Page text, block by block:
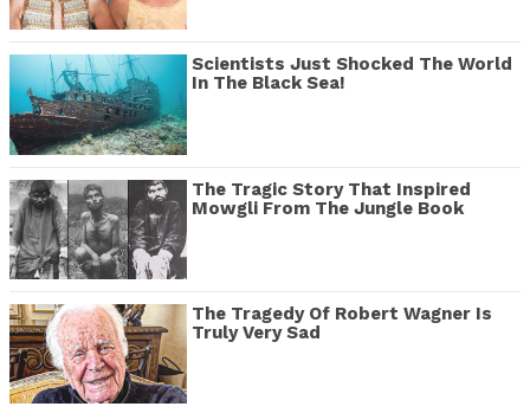
Scientists Just Shocked The World
In The Black Sea!
The Tragic Story That Inspired
Mowgli From The Jungle Book
The Tragedy Of Robert Wagner Is
Truly Very Sad